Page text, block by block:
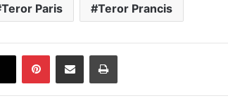
Teror Paris Teror Prancis
PinterestShare via Email Print